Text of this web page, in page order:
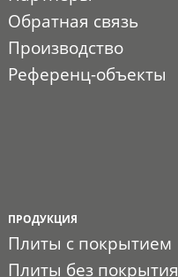
Обратная связь
Производство
Референц-объекты
ПРОДУКЦИЯ
Плиты с покрытием
Плиты без покрытия